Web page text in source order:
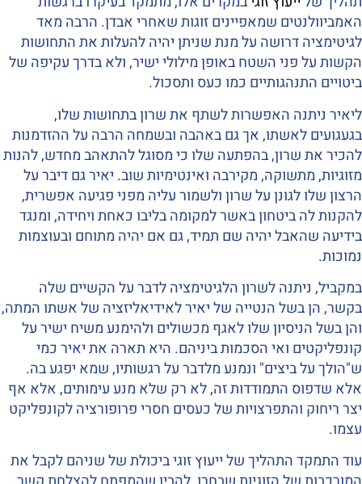
האמביוולנטים שמאפיינים זוגות שאחרי אבדן. הרבה מאד
לגיטימציה דרושה על מנת שניתן יהיה להעלות את התחושות
הקשות על פני השטח באופן מילולי ישיר, ולא בדרך עקיפה של
ביטויים התנהגותיים כמו כעס ותסכול.
ליאיר ניתנה האפשרות לשתף את שרון בתחושות שלו,
בגעגועים לאשתו, אך גם באהבה ובשמחה הרבה על ההזדמנות
להכיר את שרון, בהפתעה שלו כי מסוגל להתאהב מחדש, להנות
מזוגיות, מתשוקה, מקירבה ואינטימיות שוב. יאיר גם דיבר על
הרצון שלו לגונן על שרון ולשמור עליה מפני פגיעה אפשרית,
להקנות לה ביטחון באשר למקומה בליבו כאחת ויחידה, ומנגד
בידיעה שהאבל יהיה שם תמיד, גם אם יהיה מתוחם ובעוצמות
נמוכות.
במקביל, ניתנה לשרון הלגיטימציה לדבר על הקשיים שלה
בקשר, הן בשל הנטייה של יאיר לאידיאליזציה של אשתו המתה,
והן בשל הניסיון שלו לאגף מכשולים ולהימנע משיח ישיר על
קונפליקטים ואי הסכמות ביניהם. היא תארה את יאיר כמי
ש"הולך על ביצים" ונמנע מלדבר על רגשותיו, שמא יפגע בה.
אלא שדפוס התמודדות זה, לא רק שלא מנע עימותים, אלא אף
יצר ריחוק והתפרצויות של כעסים חסרי פרופורציה לקונפליקט
עצמו.
עוד התמקד התהליך של ייעוץ זוגי ביכולת של שניהם לקבל את